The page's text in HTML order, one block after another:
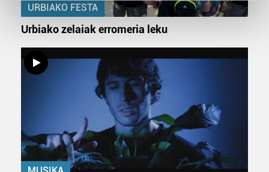
Find out more about how your personal data is processed
Guk eta gure bazkideek zure datu pertsonalak
prozesatzen ditugu, zure IP zenbakia, besteak beste,
teknologia erabiliz, cookieak adibidez, iragarki eta eduki
pertsonalizatuak eskaintzeko, iragarkiak eta edukia
neurtzeko, jendeari buruzko informazioa biltzeko eta
produktuak garatzeko. Zure datuak nork eta zertarako
erabiltzen dituen hauta dezakezu.
Bazkide batzuek ez dizute baimenik eskatzen, eta beren
URBIAKO FESTA
Urbiako zelaiak erromeria leku